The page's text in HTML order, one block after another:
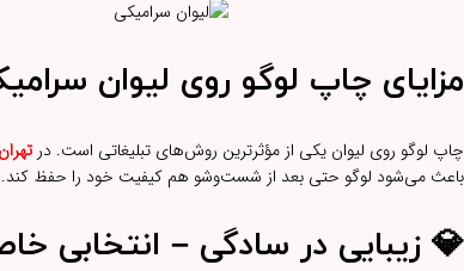
مزایای چاپ لوگو روی لیوان
چاپ لوگو روی لیوان یکی از مؤثرترین روش‌های تبلیغاتی است. در
باعث می‌شود لوگو حتی بعد از شست‌وشو هم کیفیت خود را حفظ کند. به
💎 زیبایی در سادگی – انتخابی